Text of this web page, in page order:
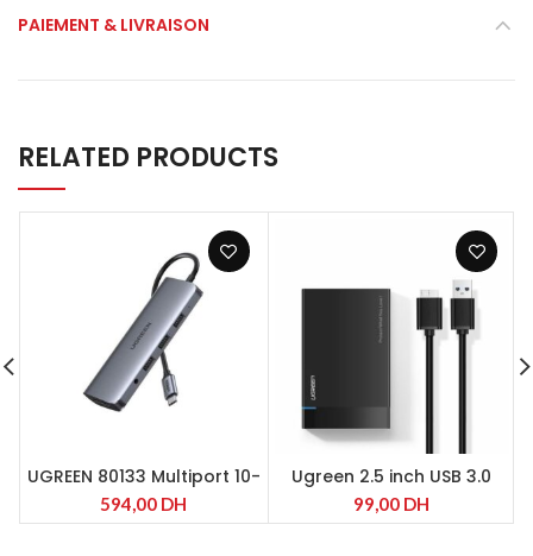
PAIEMENT & LIVRAISON
RELATED PRODUCTS
UGREEN 80133 Multiport 10-
EN-1 TYPE-C | 3xUSB 3.0 |
USB-C | HDMI | RJ45 | VGA |
594,00 DH
Ugreen 2.5 inch USB 3.0
Black Hard Drive Enclosure
(30848)
99,00 DH